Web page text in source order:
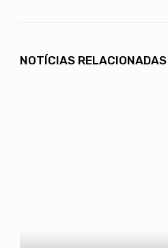
NOTÍCIAS RELACIONADAS